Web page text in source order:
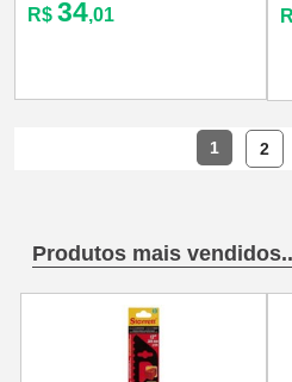
R$ 34,01
1 2
Produtos mais